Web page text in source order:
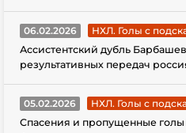
06.02.2026
НХЛ. Голы с
Ассистентский дубль
результативных передач
05.02.2026
НХЛ. Голы с
Спасения и пропущенные голы